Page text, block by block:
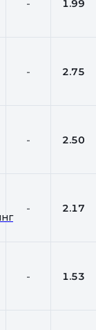
- 1.99
- 2.75
- 2.50
- 2.17
- 1.53